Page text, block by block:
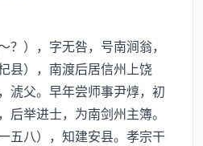
），字无咎，号南涧翁，
县），南渡后居信州上饶
淲父。早年尝师事尹焞，初
后举进士，为南剑州主簿。
五八），知建安县。孝宗干